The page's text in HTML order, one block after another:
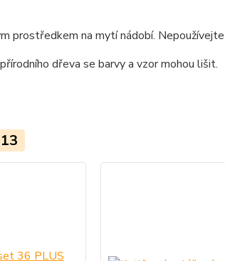
prostředkem na mytí nádobí.
dřeva se barvy a vzor mohou lišit.
13